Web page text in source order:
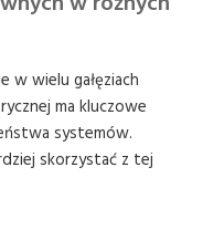
w wielu gałęziach
ma kluczowe
systemów.
skorzystać z tej